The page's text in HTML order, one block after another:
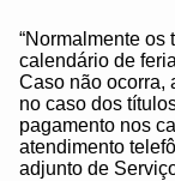
“Normalmente os
calendário de
Caso não ocorra,
no caso dos
pagamento nos
atendimento
adjunto de